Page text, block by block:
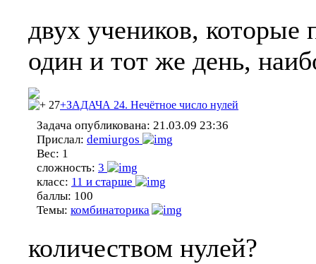
двух учеников,
один и тот же день,
27+ЗАДАЧА 24. Нечётное число нулей
Задача опубликована: 21.03.09 23:36
Прислал: demiurgos
Вес: 1
сложность: 3
класс: 11 и старше
баллы: 100
Темы: комбинаторика
количеством нулей?